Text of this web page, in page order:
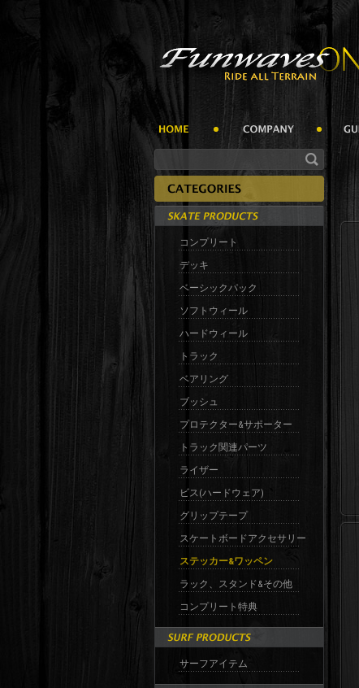
コンプリート
デッキ
ベーシックパック
ソフトウィール
ハードウィール
トラック
ベアリング
ブッシュ
プロテクター&サポーター
トラック関連パーツ
ライザー
ビス(ハードウェア)
グリップテープ
スケートボードアクセサリー
ステッカー&ワッペン
ラック、スタンド&その他
コンプリート特典
サーフアイテム